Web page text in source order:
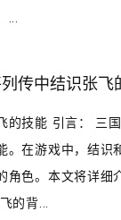
传中结识张飞
的技能 引言： 三
。在游戏中，结
角色。本文将详
的背...